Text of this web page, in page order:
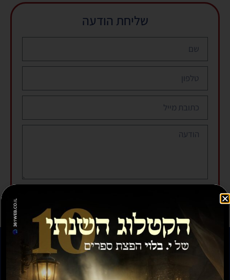
שליחת הודעה